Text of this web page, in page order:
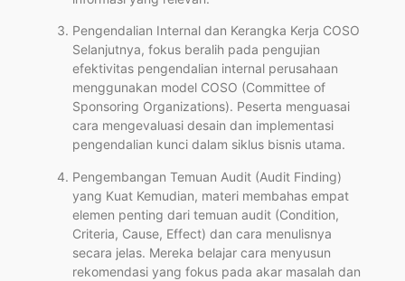
Pengendalian Internal dan Kerangka Kerja COSO
Selanjutnya, fokus beralih pada pengujian
efektivitas pengendalian internal perusahaan
menggunakan model COSO (Committee of
Sponsoring Organizations). Peserta menguasai
cara mengevaluasi desain dan implementasi
pengendalian kunci dalam siklus bisnis utama.
Pengembangan Temuan Audit (Audit Finding)
yang Kuat Kemudian, materi membahas empat
elemen penting dari temuan audit (Condition,
Criteria, Cause, Effect) dan cara menulisnya
secara jelas. Mereka belajar cara menyusun
rekomendasi yang fokus pada akar masalah dan